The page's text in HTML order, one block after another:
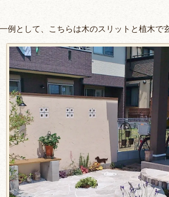
一例として、こちらは木のスリットと植木で